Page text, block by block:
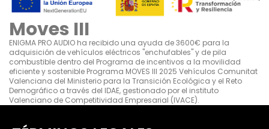
Moves III
ENIGMA PRO AUDIO ha recibido una ayuda de 3600€ para la
adquisición de vehículos eléctricos "enchufables" y de pila
combustible dentro del Programa de incentivos a la movilidad
eficiente y sostenible Programa MOVES III 2025 Vehículos Comunitat
Valenciana del Ministerio para la Transición Ecológica y el Reto
Demográfico a través del IDAE, gestionado por el instituto
Valenciano de Competitividad Empresarial (IVACE).